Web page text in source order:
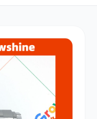
小松
康明斯